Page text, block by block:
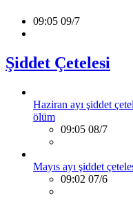
09:05 09/7
Şiddet Çetelesi
Haziran ayı şiddet
ölüm
09:05 08/7
Mayıs ayı şiddet
09:02 07/6